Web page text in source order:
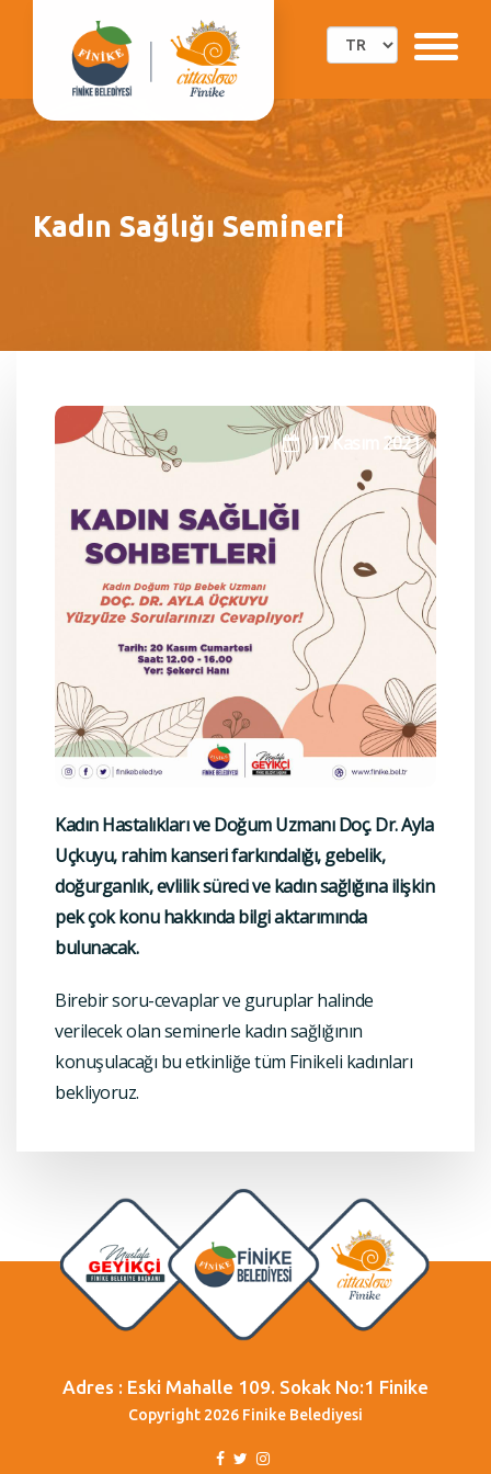
Kadın Sağlığı Semineri
17 Kasım 2021
Kadın Hastalıkları ve Doğum Uzmanı Doç. Dr. Ayla
Uçkuyu, rahim kanseri farkındalığı, gebelik,
doğurganlık, evlilik süreci ve kadın sağlığına ilişkin
pek çok konu hakkında bilgi aktarımında
bulunacak.
Birebir soru-cevaplar ve guruplar halinde
verilecek olan seminerle kadın sağlığının
konuşulacağı bu etkinliğe tüm Finikeli kadınları
bekliyoruz.
Adres : Eski Mahalle 109. Sokak No:1 Finike
Copyright 2026 Finike Belediyesi